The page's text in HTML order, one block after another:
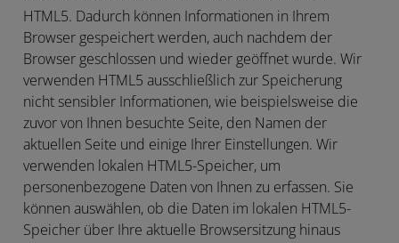
HTML5. Dadurch können Informationen in Ihrem
Browser gespeichert werden, auch nachdem der
Browser geschlossen und wieder geöffnet wurde. Wir
verwenden HTML5 ausschließlich zur Speicherung
nicht sensibler Informationen, wie beispielsweise die
zuvor von Ihnen besuchte Seite, den Namen der
aktuellen Seite und einige Ihrer Einstellungen. Wir
verwenden lokalen HTML5-Speicher, um
personenbezogene Daten von Ihnen zu erfassen. Sie
können auswählen, ob die Daten im lokalen HTML5-
Speicher über Ihre aktuelle Browsersitzung hinaus